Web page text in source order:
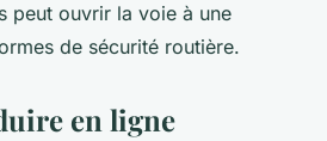
peut ouvrir la voie à une
de sécurité routière.
en ligne